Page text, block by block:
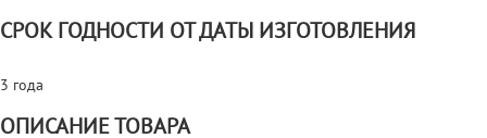
СРОК ГОДНОСТИ ОТ ДАТЫ ИЗГОТОВЛЕНИЯ
3 года
ОПИСАНИЕ ТОВАРА